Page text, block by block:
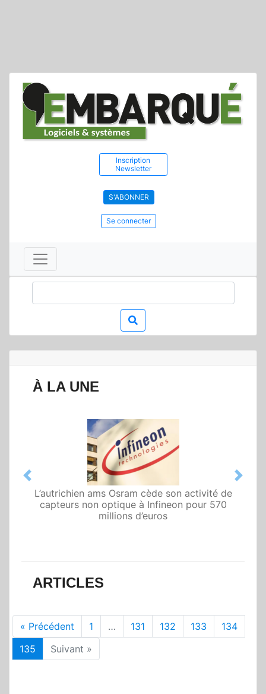
Inscription
Newsletter
S'ABONNER
Se connecter
À LA UNE
L’autrichien ams Osram cède son activité de
capteurs non optique à Infineon pour 570
millions d’euros
Previous Next
ARTICLES
« Précédent 1 … 131 132 133
134
135
Suivant »